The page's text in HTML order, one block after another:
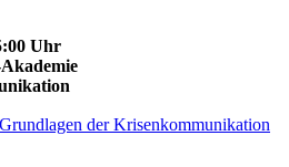
Uhr
der Krisenkommunikation